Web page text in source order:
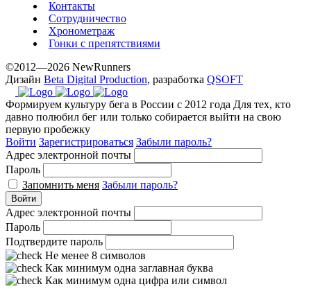
Контакты
Сотрудничество
Хронометраж
Гонки с препятствиями
©2012—2026 NewRunners
Дизайн Beta Digital Production, разработка QSOFT
Формируем культуру бега в России с 2012 года Для тех, кто
давно полюбил бег или только собирается выйти на свою
первую пробежку
Войти Зарегистрироваться Забыли пароль?
Адрес электронной почты
Пароль
Запомнить меня Забыли пароль?
Войти
Адрес электронной почты
Пароль
Подтвердите пароль
Не менее 8 символов
Как минимум одна заглавная буква
Как минимум одна цифра или символ